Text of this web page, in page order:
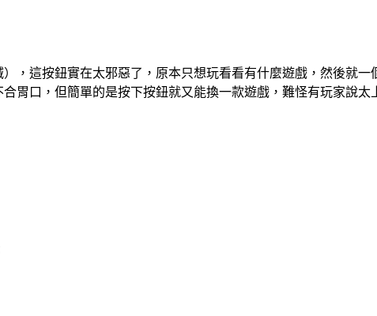
，這按鈕實在太邪惡了，原本只想玩看看有什麼遊戲，然後就
胃口，但簡單的是按下按鈕就又能換一款遊戲，難怪有玩家說太